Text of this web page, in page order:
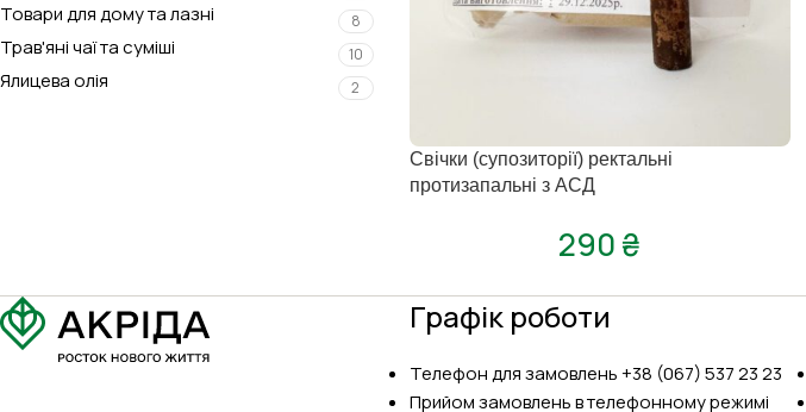
Товари для дому та лазні 8
Трав'яні чаї та суміші 10
Ялицева олія 2
Свічки (супозиторії) ректальні
протизапальні з АСД
290₴
Графік роботи
Телефон для замовлень+38 (067) 537 23 23
Прийом замовлень в телефонному режимі